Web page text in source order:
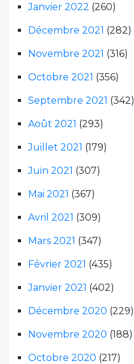
Janvier 2022 (260)
Décembre 2021 (282)
Novembre 2021 (316)
Octobre 2021 (356)
Septembre 2021 (342)
Août 2021 (293)
Juillet 2021 (179)
Juin 2021 (307)
Mai 2021 (367)
Avril 2021 (309)
Mars 2021 (347)
Février 2021 (435)
Janvier 2021 (402)
Décembre 2020 (229)
Novembre 2020 (188)
Octobre 2020 (217)